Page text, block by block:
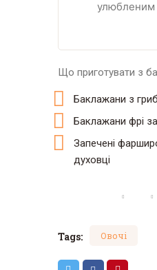
улюбленим
Що приготувати з
Баклажани з
Баклажани фрі
Запечені
духовці
Tags: Овочі